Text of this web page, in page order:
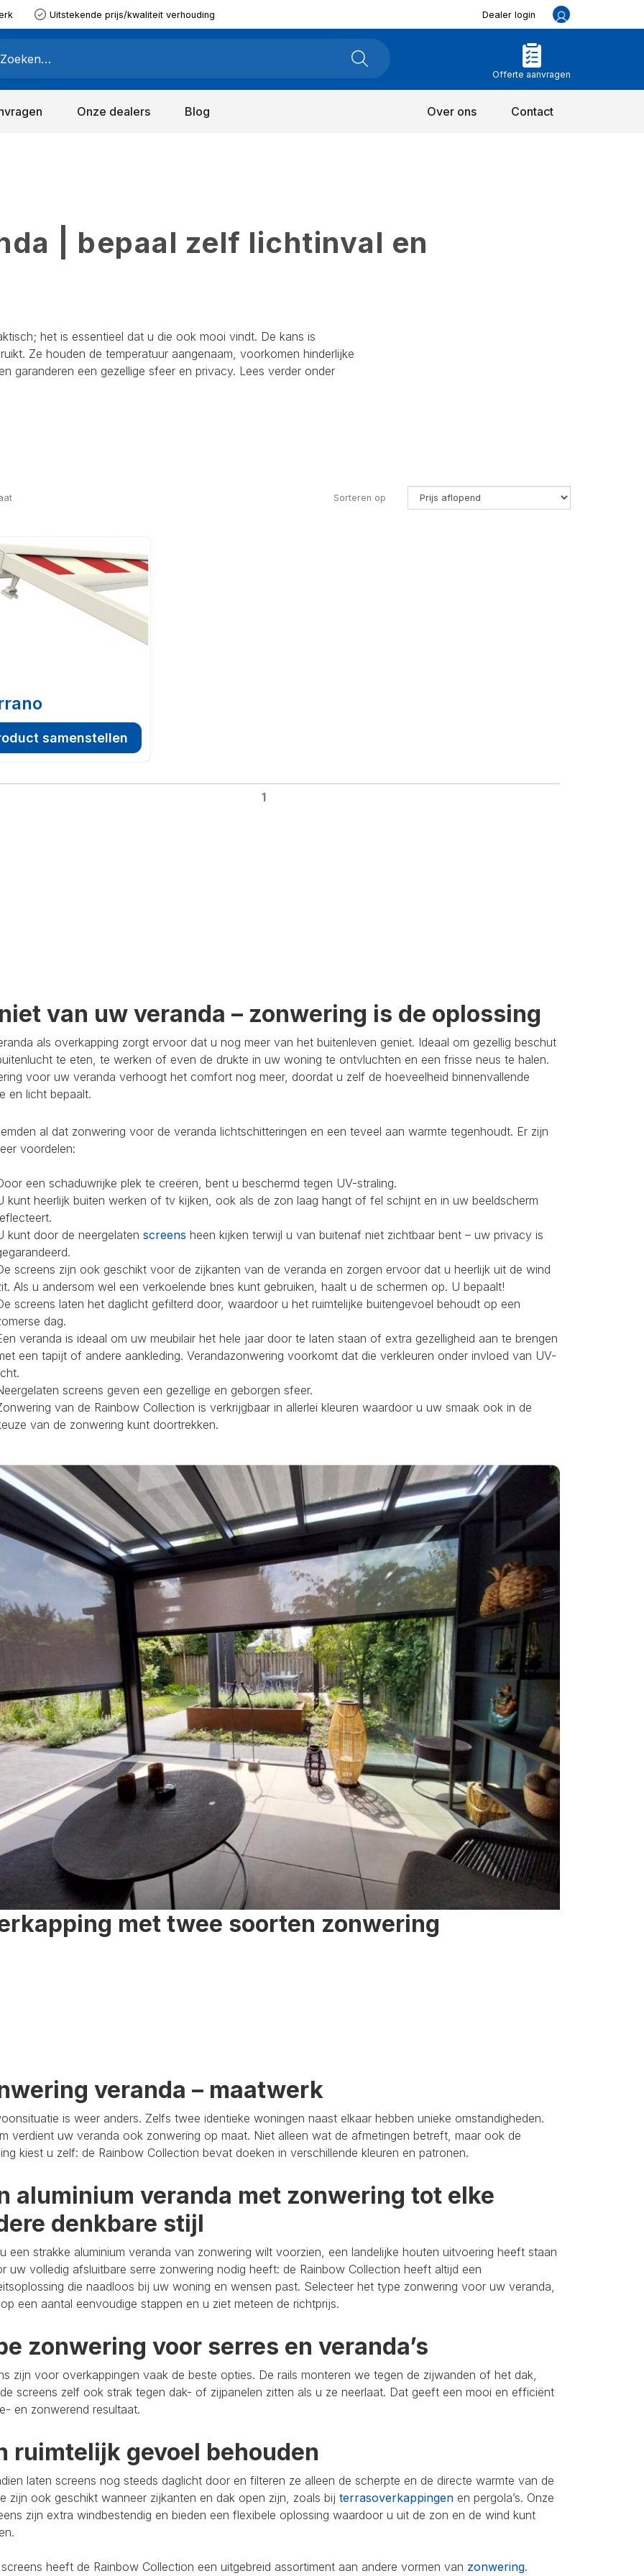
Uitstekende prijs/kwaliteit verhouding Dealer login
Offerte aanvragen
Onze dealers Blog Over ons Contact
| bepaal zelf lichtinval en
het is essentieel dat u die ook mooi vindt. De kans is
Ze houden de temperatuur aangenaam, voorkomen hinderlijke
garanderen een gezellige sfeer en privacy. Lees verder onder
Sorteren op
samenstellen
1
van uw veranda – zonwering is de oplossing
als overkapping zorgt ervoor dat u nog meer van het buitenleven geniet. Ideaal om gezellig beschut
te eten, te werken of even de drukte in uw woning te ontvluchten en een frisse neus te halen.
voor uw veranda verhoogt het comfort nog meer, doordat u zelf de hoeveelheid binnenvallende
en licht bepaalt.
al dat zonwering voor de veranda lichtschitteringen en een teveel aan warmte tegenhoudt. Er zijn
voordelen:
een schaduwrijke plek te creëren, bent u beschermd tegen UV-straling.
kunt heerlijk buiten werken of tv kijken, ook als de zon laag hangt of fel schijnt en in uw beeldscherm
kunt door de neergelaten screens heen kijken terwijl u van buitenaf niet zichtbaar bent – uw privacy is
screens zijn ook geschikt voor de zijkanten van de veranda en zorgen ervoor dat u heerlijk uit de wind
Als u andersom wel een verkoelende bries kunt gebruiken, haalt u de schermen op. U bepaalt!
screens laten het daglicht gefilterd door, waardoor u het ruimtelijke buitengevoel behoudt op een
dag.
veranda is ideaal om uw meubilair het hele jaar door te laten staan of extra gezelligheid aan te brengen
een tapijt of andere aankleding. Verandazonwering voorkomt dat die verkleuren onder invloed van UV-
screens geven een gezellige en geborgen sfeer.
van de Rainbow Collection is verkrijgbaar in allerlei kleuren waardoor u uw smaak ook in de
van de zonwering kunt doortrekken.
met twee soorten zonwering
veranda – maatwerk
is weer anders. Zelfs twee identieke woningen naast elkaar hebben unieke omstandigheden.
verdient uw veranda ook zonwering op maat. Niet alleen wat de afmetingen betreft, maar ook de
kiest u zelf: de Rainbow Collection bevat doeken in verschillende kleuren en patronen.
aluminium veranda met zonwering tot elke
denkbare stijl
een strakke aluminium veranda van zonwering wilt voorzien, een landelijke houten uitvoering heeft staan
uw volledig afsluitbare serre zonwering nodig heeft: de Rainbow Collection heeft altijd een
die naadloos bij uw woning en wensen past. Selecteer het type zonwering voor uw veranda,
een aantal eenvoudige stappen en u ziet meteen de richtprijs.
zonwering voor serres en veranda’s
zijn voor overkappingen vaak de beste opties. De rails monteren we tegen de zijwanden of het dak,
screens zelf ook strak tegen dak- of zijpanelen zitten als u ze neerlaat. Dat geeft een mooi en efficiënt
en zonwerend resultaat.
ruimtelijk gevoel behouden
laten screens nog steeds daglicht door en filteren ze alleen de scherpte en de directe warmte van de
zijn ook geschikt wanneer zijkanten en dak open zijn, zoals bij terrasoverkappingen en pergola’s. Onze
zijn extra windbestendig en bieden een flexibele oplossing waardoor u uit de zon en de wind kunt
heeft de Rainbow Collection een uitgebreid assortiment aan andere vormen van zonwering.